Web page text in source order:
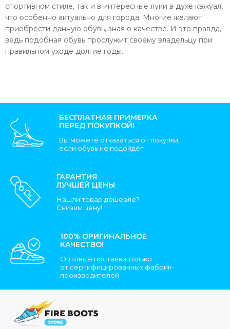
спортивном стиле, так и в интересные луки в духе кэжуал,
что особенно актуально для города. Многие желают
приобрести данную обувь, зная о качестве. И это правда,
ведь подобная обувь прослужит своему владельцу при
правильном уходе долгие годы.
БЕСПЛАТНАЯ ПРИМЕРКА
ПЕРЕД ПОКУПКОЙ!
Вы можете отказаться от покупки,
если обувь не подойдёт
ГАРАНТИЯ
ЛУЧШЕЙ ЦЕНЫ
Нашли товар дешевле?
Снизим цену!
100% ОРИГИНАЛЬНОЕ
КАЧЕСТВО!
Оптовые поставки только
от сертифицированных фабрик-
производителей